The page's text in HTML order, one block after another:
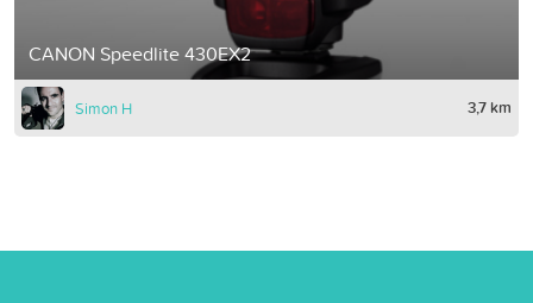
CANON Speedlite 430EX2
Simon H 3,7 km